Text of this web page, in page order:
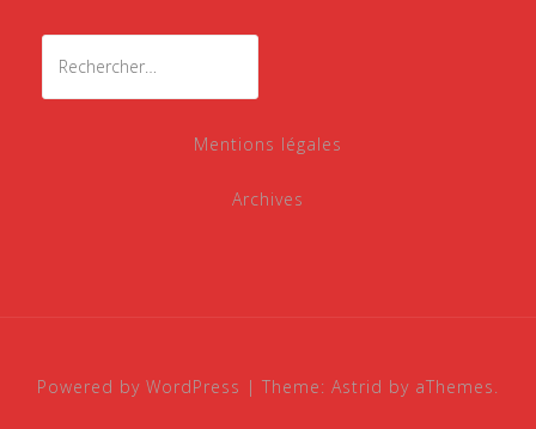
Mentions légales
Archives
Powered by WordPress | Theme: Astrid by aThemes.